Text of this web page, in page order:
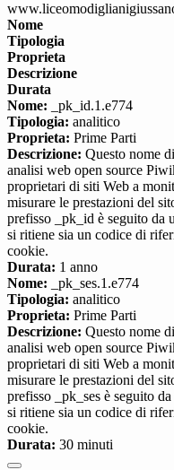
Nome
Tipologia
Proprieta
Descrizione
Durata
Nome: _pk_id.1.e774
Tipologia: analitico
Proprieta: Prime Parti
Descrizione: Questo nome
analisi web open source
proprietari di siti Web a
misurare le prestazioni del
prefisso _pk_id è seguito da
si ritiene sia un codice di
cookie.
Durata: 1 anno
Nome: _pk_ses.1.e774
Tipologia: analitico
Proprieta: Prime Parti
Descrizione: Questo nome
analisi web open source
proprietari di siti Web a
misurare le prestazioni del
prefisso _pk_ses è seguito
si ritiene sia un codice di
cookie.
Durata: 30 minuti